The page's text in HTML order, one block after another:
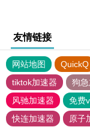
友情链接
网站地图 QuickQ
tiktok加速器
狗
风驰加速器
免费
快连加速器
原子